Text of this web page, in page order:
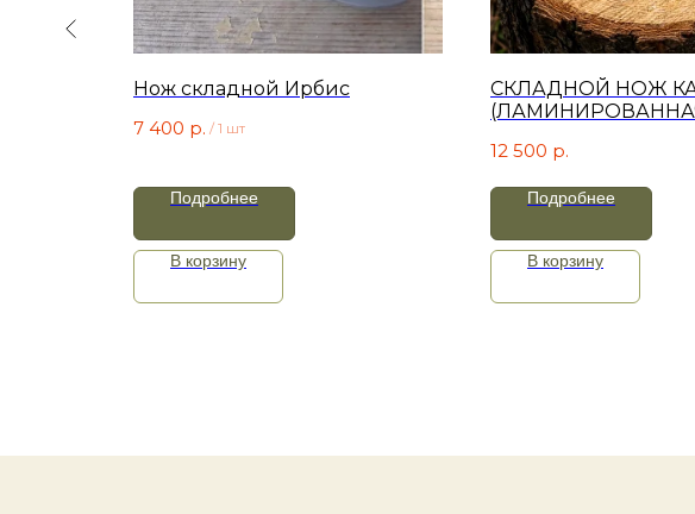
Нож складной Ирбис
7 400 р. / 1 шт
Подробнее
В корзину
СКЛАДНОЙ НОЖ
12 500 р.
Подробнее
В корзину